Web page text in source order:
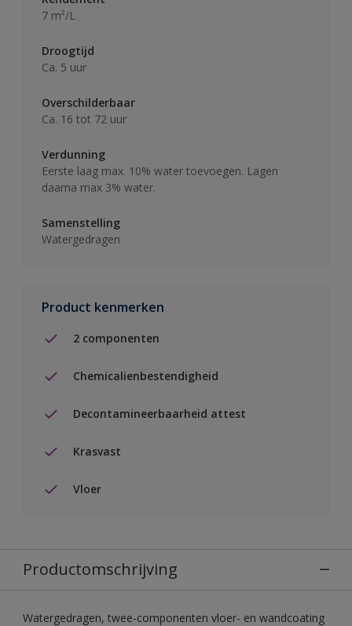
7 m²/L
Droogtijd
Ca. 5 uur
Overschilderbaar
Ca. 16 tot 72 uur
Verdunning
Eerste laag max. 10% water toevoegen. Lagen
daarna max 3% water.
Samenstelling
Watergedragen
Product kenmerken
2 componenten
Chemicalienbestendigheid
Decontamineerbaarheid attest
Krasvast
Vloer
Productomschrijving
Watergedragen, twee-componenten vloer- en wandcoating